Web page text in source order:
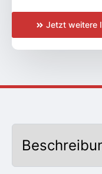
Jetzt weitere